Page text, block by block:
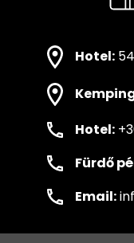
Hotel:
Hotel:
Fürdő
Email: